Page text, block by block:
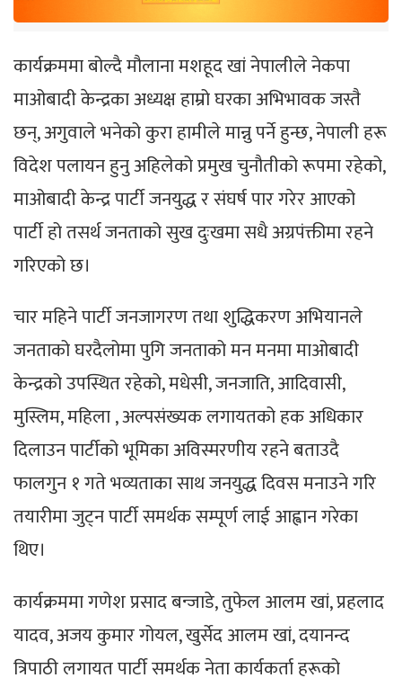
कार्यक्रममा बोल्दै मौलाना मशहूद खां नेपालीले नेकपा
माओबादी केन्द्रका अध्यक्ष हाम्रो घरका अभिभावक जस्तै
छन्, अगुवाले भनेको कुरा हामीले मान्नु पर्ने हुन्छ, नेपाली हरू
विदेश पलायन हुनु अहिलेको प्रमुख चुनौतीको रूपमा रहेको,
माओबादी केन्द्र पार्टी जनयुद्ध र संघर्ष पार गरेर आएको
पार्टी हो तसर्थ जनताको सुख दुःखमा सधै अग्रपंक्तीमा रहने
गरिएको छ।
चार महिने पार्टी जनजागरण तथा शुद्धिकरण अभियानले
जनताको घरदैलोमा पुगि जनताको मन मनमा माओबादी
केन्द्रको उपस्थित रहेको, मधेसी, जनजाति, आदिवासी,
मुस्लिम, महिला , अल्पसंख्यक लगायतको हक अधिकार
दिलाउन पार्टीको भूमिका अविस्मरणीय रहने बताउदै
फालगुन १ गते भव्यताका साथ जनयुद्ध दिवस मनाउने गरि
तयारीमा जुट्न पार्टी समर्थक सम्पूर्ण लाई आह्वान गरेका
थिए।
कार्यक्रममा गणेश प्रसाद बन्जाडे, तुफेल आलम खां, प्रहलाद
यादव, अजय कुमार गोयल, खुर्सेद आलम खां, दयानन्द
त्रिपाठी लगायत पार्टी समर्थक नेता कार्यकर्ता हरूको